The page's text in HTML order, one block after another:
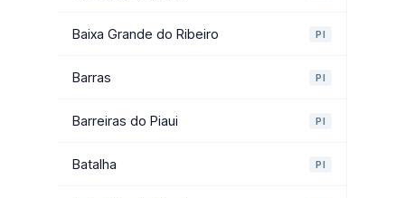
Baixa Grande do Ribeiro PI
Barras PI
Barreiras do Piaui PI
Batalha PI